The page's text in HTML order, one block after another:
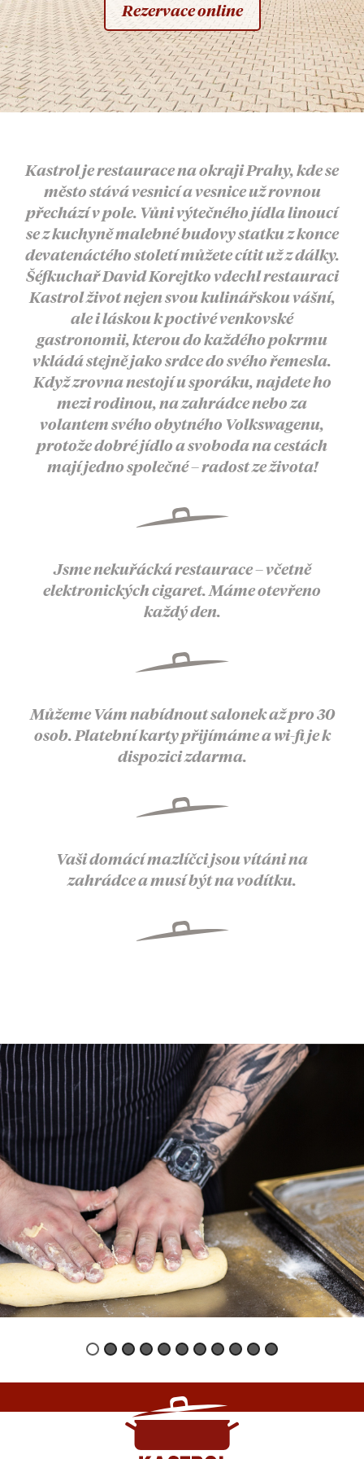
Rezervace online
Kastrol je restaurace na okraji Prahy, kde se
město stává vesnicí a vesnice už rovnou
přechází v pole. Vůni výtečného jídla linoucí
se z kuchyně malebné budovy statku z konce
devatenáctého století můžete cítit už z dálky.
Šéfkuchař David Korejtko vdechl restauraci
Kastrol život nejen svou kulinářskou vášní,
ale i láskou k poctivé venkovské
gastronomii, kterou do každého pokrmu
vkládá stejně jako srdce do svého řemesla.
Když zrovna nestojí u sporáku, najdete ho
mezi rodinou, na zahrádce nebo za
volantem svého obytného Volkswagenu,
protože dobré jídlo a svoboda na cestách
mají jedno společné – radost ze života!
Jsme nekuřácká restaurace – včetně
elektronických cigaret. Máme otevřeno
každý den.
Můžeme Vám nabídnout salonek až pro 30
osob. Platební karty přijímáme a wi-fi je k
dispozici zdarma.
Vaši domácí mazlíčci jsou vítáni na
zahrádce a musí být na vodítku.
7 8 9 10 11